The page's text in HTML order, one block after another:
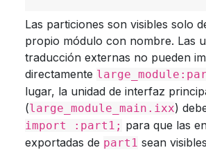
Las particiones son visibles solo
propio módulo con nombre. Las
traducción externas no pueden
directamente
lugar, la unidad de interfaz
(large_module_main.ixx)
import :part1; para que las
exportadas de part1 sean